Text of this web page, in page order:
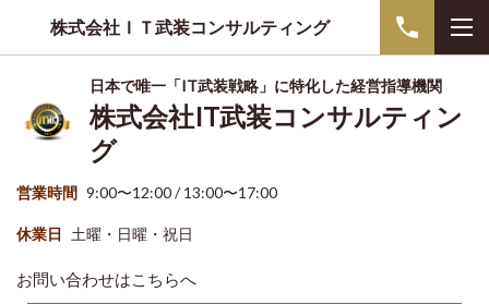
株式会社ＩＴ武装コンサルティング
日本で唯一「IT武装戦略」に特化した経営指導機関
株式会社IT武装コンサルティン
グ
営業時間 9:00〜12:00 / 13:00〜17:00
休業日 土曜・日曜・祝日
お問い合わせはこちらへ